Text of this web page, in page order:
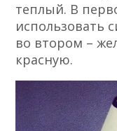
теплый. В
использовать
во втором –
красную.